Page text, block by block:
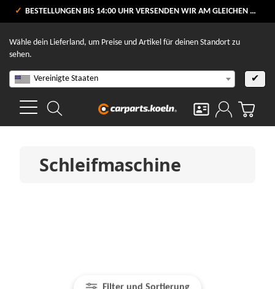
VERSANDKOSTENFREI AB 80 €
BESTELLUNGEN BIS 14:00 UHR VERSENDEN WIR AM GLEICHEN WERKTAG
Wähle dein Lieferland, um Preise und Artikel für deinen Standort zu
sehen.
Vereinigte Staaten ✔
Schleifmaschine